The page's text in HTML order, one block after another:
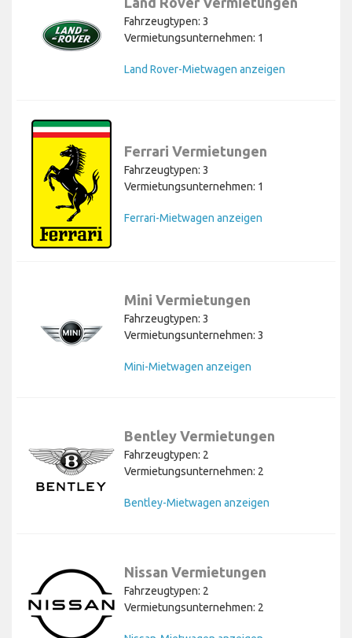
Fahrzeugtypen: 3
Vermietungsunternehmen: 1
Land Rover-Mietwagen anzeigen
Ferrari Vermietungen
Fahrzeugtypen: 3
Vermietungsunternehmen: 1
Ferrari-Mietwagen anzeigen
Mini Vermietungen
Fahrzeugtypen: 3
Vermietungsunternehmen: 3
Mini-Mietwagen anzeigen
Bentley Vermietungen
Fahrzeugtypen: 2
Vermietungsunternehmen: 2
Bentley-Mietwagen anzeigen
Nissan Vermietungen
Fahrzeugtypen: 2
Vermietungsunternehmen: 2